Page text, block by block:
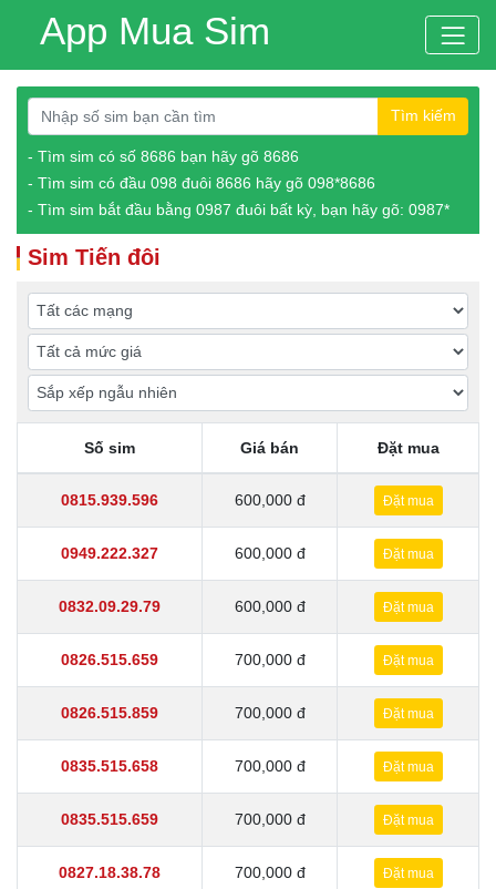
App Mua Sim
Tìm kiếm
- Tìm sim có số 8686 bạn hãy gõ 8686
- Tìm sim có đầu 098 đuôi 8686 hãy gõ 098*8686
- Tìm sim bắt đầu bằng 0987 đuôi bất kỳ, bạn hãy gõ: 0987*
Sim Tiến đôi
Số sim Giá bán Đặt mua
0815.939.596 600,000 đ Đặt mua
0949.222.327 600,000 đ Đặt mua
0832.09.29.79 600,000 đ Đặt mua
0826.515.659 700,000 đ Đặt mua
0826.515.859 700,000 đ Đặt mua
0835.515.658 700,000 đ Đặt mua
0835.515.659 700,000 đ Đặt mua
0827.18.38.78 700,000 đ Đặt mua